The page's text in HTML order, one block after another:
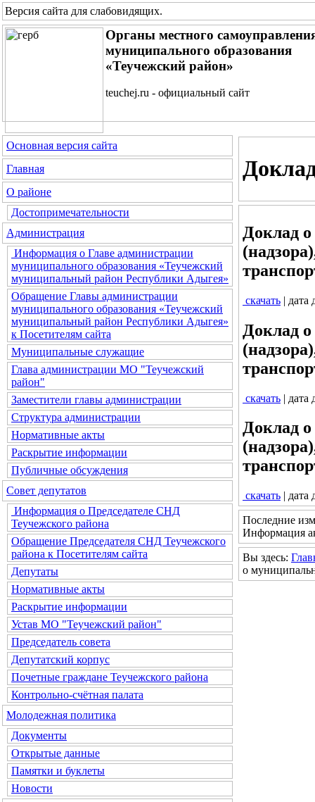
Версия сайта для слабовидящих.
Органы местного
муниципального образования
«Теучежский район»
teuchej.ru - официальный сайт
Основная версия сайта
Главная
О районе
Достопримечательности
Администрация
Информация о Главе администрации
муниципального образования «Теучежский
муниципальный район Республики Адыгея»
Обращение Главы администрации
муниципального образования «Теучежский
муниципальный район Республики Адыгея»
к Посетителям сайта
Муниципальные служащие
Глава администрации МО "Теучежский
район"
Заместители главы администрации
Структура администрации
Нормативные акты
Раскрытие информации
Публичные обсуждения
Совет депутатов
Информация о Председателе СНД
Теучежского района
Обращение Председателя СНД Теучежского
района к Посетителям сайта
Депутаты
Нормативные акты
Раскрытие информации
Устав МО "Теучежский район"
Председатель совета
Депутатский корпус
Почетные граждане Теучежского района
Контрольно-счётная палата
Молодежная политика
Документы
Открытые данные
Памятки и буклеты
Новости
Доклад о
скачать | дата
Доклад о
скачать | дата
Доклад о
скачать | дата
Последние
Информация
Вы здесь:
о